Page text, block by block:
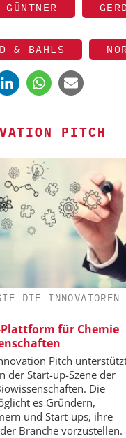
& BAHLS
PITCH
DIE INNOVATOREN
für Chemie
Pitch
der Start-up-Szene der
Die
es Gründern,
und Start-ups, ihre
Branche vorzustellen.
SYSTEMS GMBH
und
von